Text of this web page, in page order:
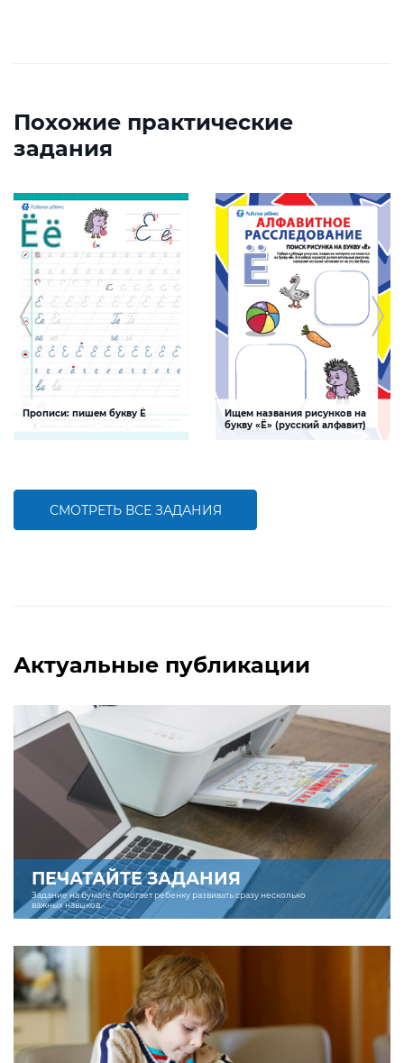
Похожие практические
задания
Прописи: пишем букву Ё
Ищем названия рисунков на
букву «Ё» (русский алфавит)
СМОТРЕТЬ ВСЕ ЗАДАНИЯ
Актуальные публикации
ПЕЧАТАЙТЕ ЗАДАНИЯ
Задание на бумаге помогает ребенку развивать сразу несколько
важных навыков.